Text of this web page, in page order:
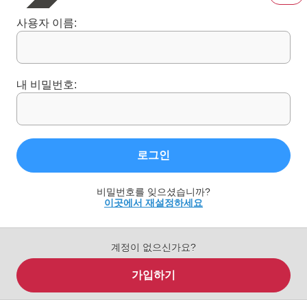
사용자 이름:
내 비밀번호:
로그인
비밀번호를 잊으셨습니까?
이곳에서 재설정하세요
계정이 없으신가요?
가입하기